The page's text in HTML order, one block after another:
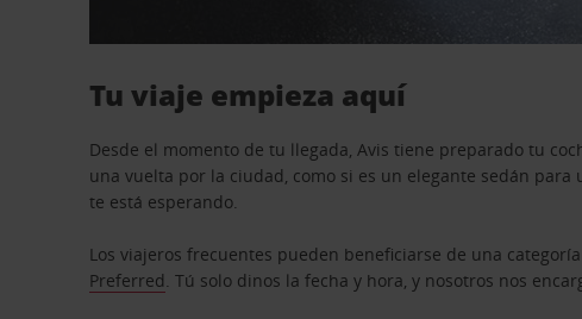
Tu viaje empieza aquí
Desde el momento de tu llegada, Avis tiene preparado tu
una vuelta por la ciudad, como si es un elegante sedán
te está esperando.
Los viajeros frecuentes pueden beneficiarse de una
Preferred. Tú solo dinos la fecha y hora, y nosotros nos